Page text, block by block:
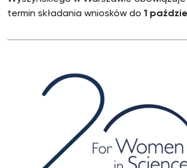
termin składania wniosków do 1